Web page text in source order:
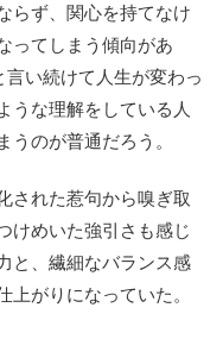
らず、関心を持てなけ
ってしまう傾向があ
言い続けて人生が変わっ
うな理解をしている人
うのが普通だろう。
された惹句から嗅ぎ取
けめいた強引さも感じ
と、繊細なバランス感
がりになっていた。